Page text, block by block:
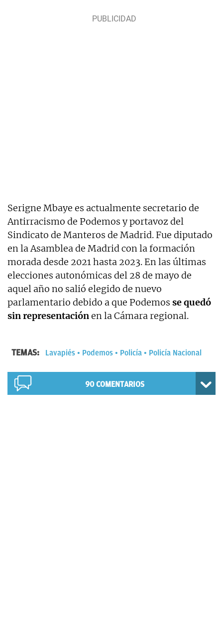
Serigne Mbaye es actualmente secretario de
Antirracismo de Podemos y portavoz del
Sindicato de Manteros de Madrid. Fue diputado
en la Asamblea de Madrid con la formación
morada desde 2021 hasta 2023. En las últimas
elecciones autonómicas del 28 de mayo de
aquel año no salió elegido de nuevo
parlamentario debido a que Podemos se quedó
sin representaciónen la Cámara regional.
TEMAS: Lavapiés Podemos Policía Policía Nacional
90COMENTARIOS